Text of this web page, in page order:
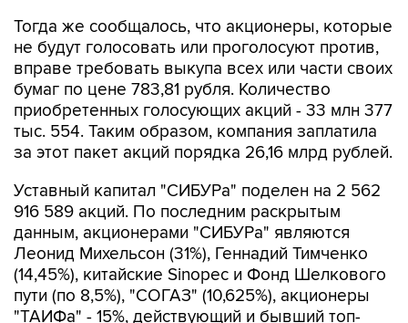
Тогда же сообщалось, что акционеры, которые
не будут голосовать или проголосуют против,
вправе требовать выкупа всех или части своих
бумаг по цене 783,81 рубля. Количество
приобретенных голосующих акций - 33 млн 377
тыс. 554. Таким образом, компания заплатила
за этот пакет акций порядка 26,16 млрд рублей.
Уставный капитал "СИБУРа" поделен на 2 562
916 589 акций. По последним раскрытым
данным, акционерами "СИБУРа" являются
Леонид Михельсон (31%), Геннадий Тимченко
(14,45%), китайские Sinopec и Фонд Шелкового
пути (по 8,5%), "СОГАЗ" (10,625%), акционеры
"ТАИФа" - 15%, действующий и бывший топ-